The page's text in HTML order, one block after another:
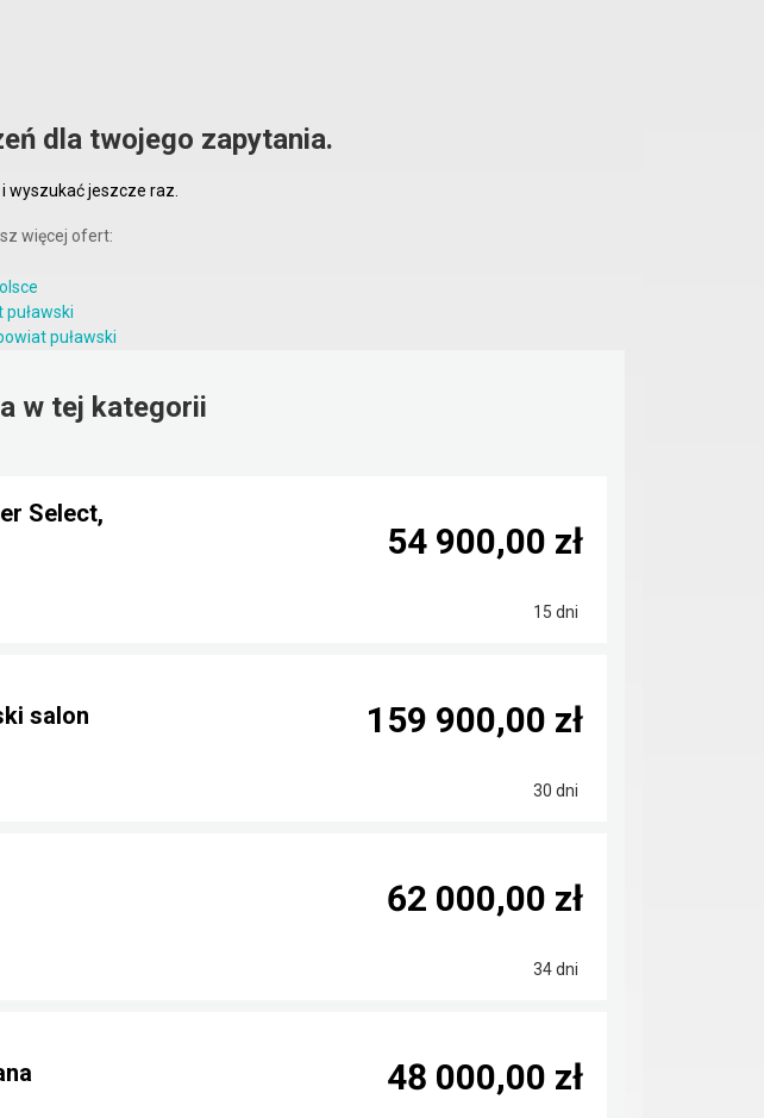
dla twojego zapytania.
wyszukać jeszcze raz.
więcej ofert:
puławski
w tej kategorii
Select,
15 dni
54 900,00 zł
salon
30 dni
159 900,00 zł
34 dni
62 000,00 zł
48 000,00 zł